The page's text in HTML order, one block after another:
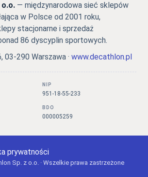
o.o. — międzynarodowa sieć sklepów
w Polsce od 2001 roku,
stacjonarne i sprzedaż
86 dyscyplin sportowych.
03-290 Warszawa · www.decathlon.pl
NIP
951-18-55-233
BDO
000005259
prywatności
Sp. z o.o. · Wszelkie prawa zastrzeżone